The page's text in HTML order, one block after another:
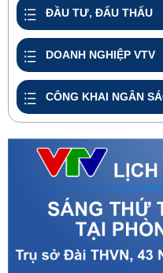
ĐẦU TƯ, ĐẤU THẤU
DOANH NGHIỆP VTV
CÔNG KHAI NGÂN